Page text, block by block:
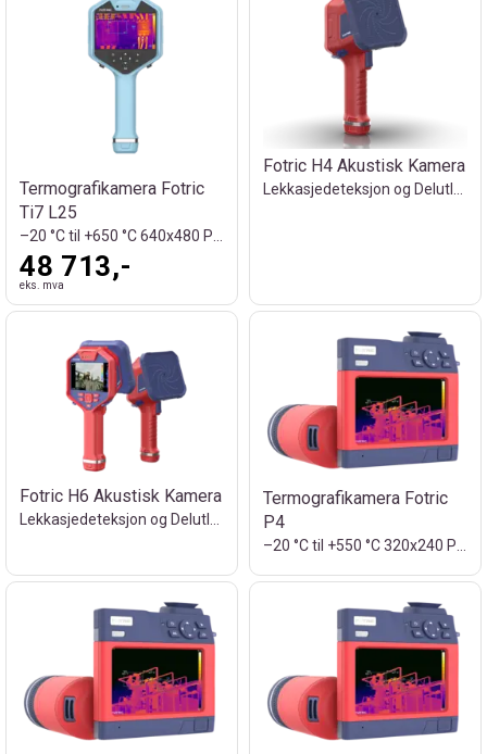
Termografikamera Fotric
Ti7 L25
48 713,-
eks. mva
Fotric H4 Akustisk Kamera
Lekkasjedeteksjon og Delutladninger 200m
Fotric H6 Akustisk Kamera
Termografikamera Fotric
P4
–20 °C til +550 °C 320x240 Piksler